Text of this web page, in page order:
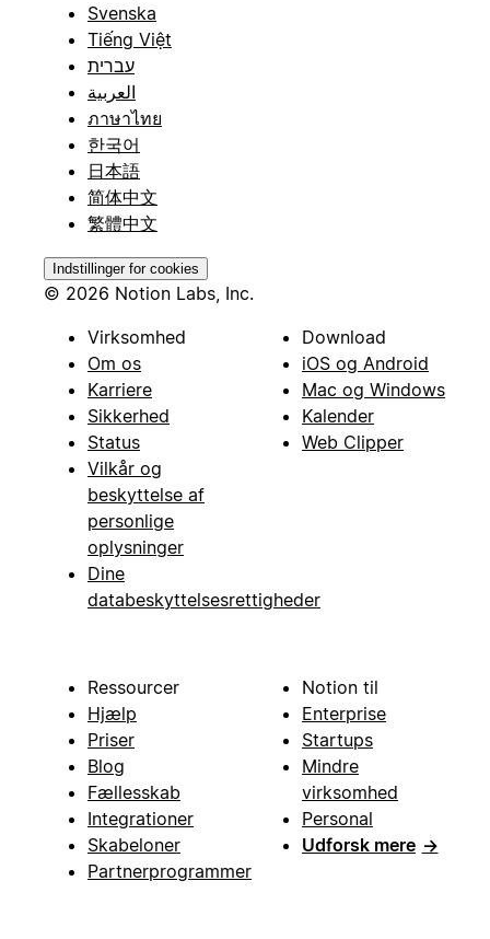
Svenska
Tiếng Việt
עברית
العربية
ภาษาไทย
한국어
日本語
简体中文
繁體中文
Indstillinger for cookies
© 2026 Notion Labs, Inc.
Virksomhed
Om os
Karriere
Sikkerhed
Status
Vilkår og
beskyttelse af
personlige
oplysninger
Dine
databeskyttelsesrettigheder
Download
iOS og Android
Mac og Windows
Kalender
Web Clipper
Ressourcer
Hjælp
Priser
Blog
Fællesskab
Integrationer
Skabeloner
Partnerprogrammer
Notion til
Enterprise
Startups
Mindre
virksomhed
Personal
Udforsk mere →